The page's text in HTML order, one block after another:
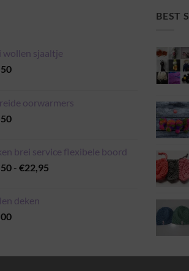
wollen sjaaltje
oorwarmers
brei service flexibele boord
- €22,95
deken
BEST